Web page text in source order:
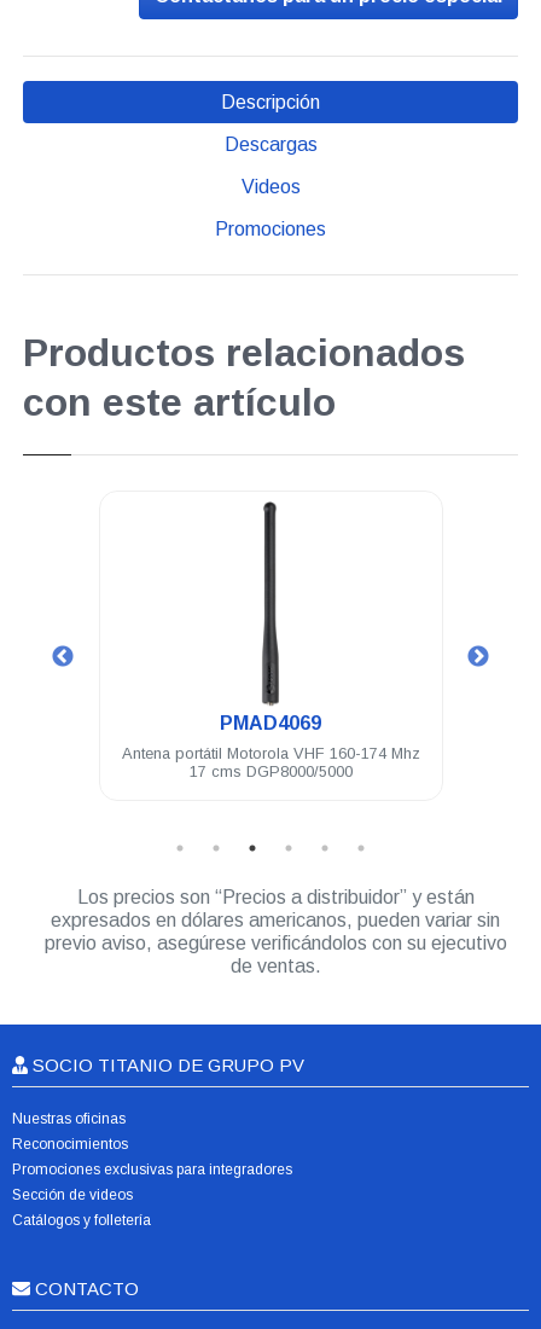
Descripción
Descargas
Videos
Promociones
Productos relacionados
con este artículo
.
PMAD4069
Antena portátil Motorola VHF 160-174 Mhz
17 cms DGP8000/5000
Los precios son “Precios a distribuidor” y están
expresados en dólares americanos, pueden variar sin
previo aviso, asegúrese verificándolos con su ejecutivo
de ventas.
SOCIO TITANIO DE GRUPO PV
Nuestras oficinas
Reconocimientos
Promociones exclusivas para integradores
Sección de videos
Catálogos y folletería
CONTACTO